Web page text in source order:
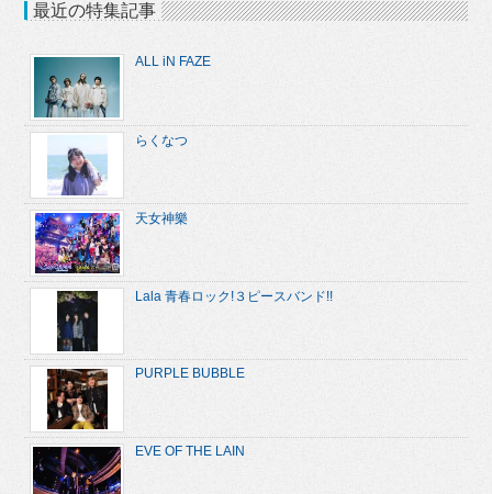
最近の特集記事
ALL iN FAZE
らくなつ
天女神樂
Lala 青春ロック!３ピースバンド!!
PURPLE BUBBLE
EVE OF THE LAIN